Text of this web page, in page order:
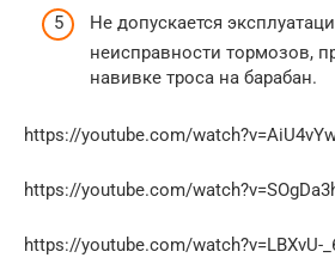
Не допускается
неисправности тормозов,
навивке троса на барабан.
https://youtube.com/
https://youtube.com/
https://youtube.com/watch?v=LBXvU-